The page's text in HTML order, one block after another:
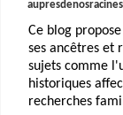
et Feuilles
émouvantes,
d'antan et
Ensemble,
Ce blog
ses ancêtres et
sujets comme
historiques
recherches